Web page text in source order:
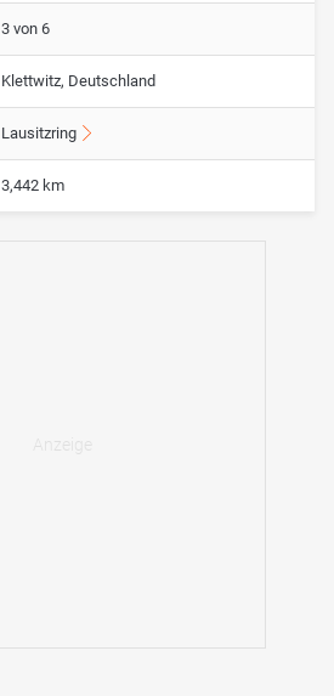
3 von 6
Klettwitz, Deutschland
Lausitzring
3,442 km